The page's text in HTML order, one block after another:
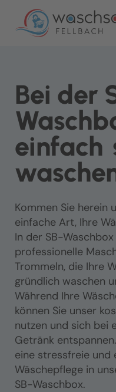
Bei der
einfach
Kommen Sie herein
einfache Art, Ihre
In der SB-
professionelle
Trommeln, die Ihre
gründlich waschen
Während Ihre
können Sie unser
nutzen und sich bei
Getränk
eine stressfreie und
Wäschepflege in
SB-Waschbox.